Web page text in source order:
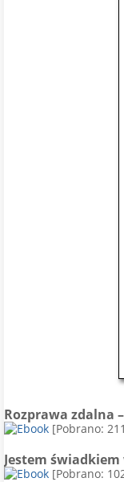
Rozprawa zdalna
[Pobrano:
Jestem
[Pobrano: